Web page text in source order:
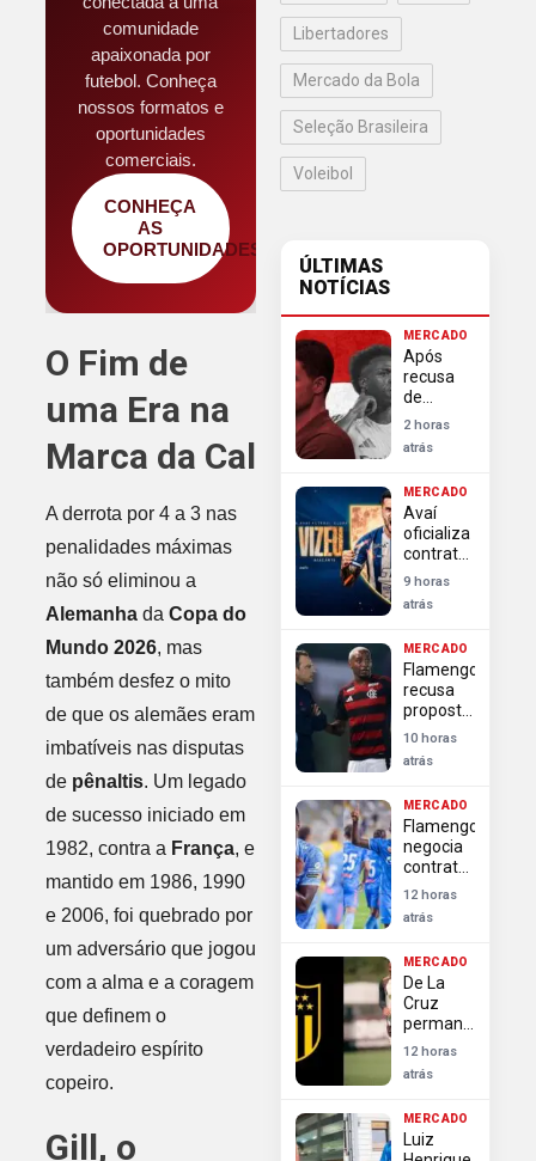
comunidade
apaixonada por
futebol. Conheça
nossos formatos e
oportunidades
comerciais.
CONHEÇA
AS
OPORTUNIDADES
O Fim de
uma Era na
Marca da Cal
A derrota por 4 a 3 nas
penalidades máximas
não só eliminou a
Alemanhada Copa do
Mundo 2026, mas
também desfez o mito
de que os alemães eram
imbatíveis nas disputas
de pênaltis. Um legado
de sucesso iniciado em
1982, contra a França, e
mantido em 1986, 1990
e 2006, foi quebrado por
um adversário que jogou
com a alma e a coragem
que definem o
verdadeiro espírito
copeiro.
Gill, o
Libertadores
Mercado da Bola
Seleção Brasileira
Voleibol
ÚLTIMAS
NOTÍCIAS
MERCADO
Após
recusa
de
Vinícius
Junior,
Arsenal
alternativas
para
reforçar
ataque
no
mercado
2 horas
atrás
MERCADO
Avaí
oficializa
contratação
do
atacante
Felipe
para
disputa
da Série
B
9 horas
atrás
MERCADO
Flamengo
recusa
proposta
do
Granada
por
classifica
oferta
como
desrespeitosa
10 horas
atrás
MERCADO
Flamengo
negocia
contratação
de Luiz
Henrique
driblador
do
futebol
russo
12 horas
atrás
MERCADO
De La
Cruz
permanece
no
Flamengo
após
finalizar
negociações
12 horas
atrás
MERCADO
Luiz